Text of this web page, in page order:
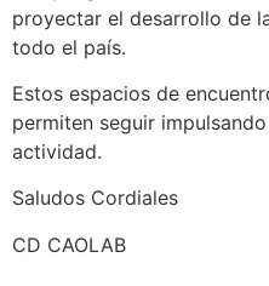
proyectar el desarrollo de
todo el país.
Estos espacios de
permiten seguir
actividad.
Saludos Cordiales
CD CAOLAB